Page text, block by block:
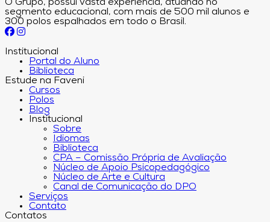
O Grupo, possui vasta experiência, atuando no
segmento educacional, com mais de 500 mil alunos e
300 polos espalhados em todo o Brasil.
Institucional
Portal do Aluno
Biblioteca
Estude na Faveni
Cursos
Polos
Blog
Institucional
Sobre
Idiomas
Biblioteca
CPA – Comissão Própria de Avaliação
Núcleo de Apoio Psicopedagógico
Núcleo de Arte e Cultura
Canal de Comunicação do DPO
Serviços
Contato
Contatos